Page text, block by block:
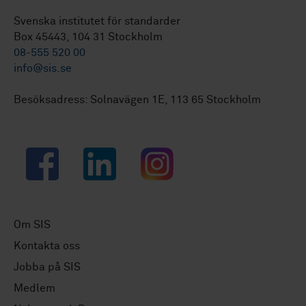
Svenska institutet för standarder
Box 45443, 104 31 Stockholm
08-555 520 00
info@sis.se
Besöksadress: Solnavägen 1E, 113 65 Stockholm
Facebook LinkedIn Instagram
Om SIS
Kontakta oss
Jobba på SIS
Medlem